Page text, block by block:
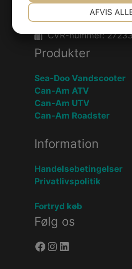
Telefon:+45 70
E-mail:
CVR-nummer:
Produkter
Sea-Doo Vandscooter
Can-Am ATV
Can-Am UTV
Can-Am Roadster
Information
Handelsebetingelser
Privatlivspolitik
Fortryd køb
Følg os
Facebook
Instagram
LinkedIn
AFVIS